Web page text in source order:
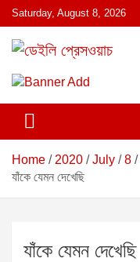
k
n
Saturday, August 8, 2026
ডেইলি প্রেসওয়াচ
Home 2020 July 8
যাঁকে যেমন দেখেছি
যাঁকে যেমন দেখেছি